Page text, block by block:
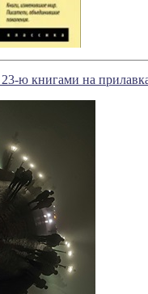
23-ю книгами на